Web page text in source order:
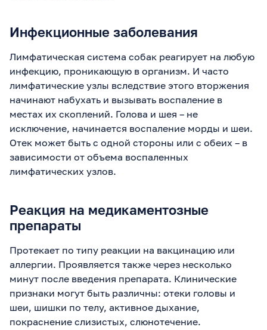
Инфекционные заболевания
Лимфатическая система собак реагирует на любую
инфекцию, проникающую в организм. И часто
лимфатические узлы вследствие этого вторжения
начинают набухать и вызывать воспаление в
местах их скоплений. Голова и шея – не
исключение, начинается воспаление морды и шеи.
Отек может быть с одной стороны или с обеих – в
зависимости от объема воспаленных
лимфатических узлов.
Реакция на медикаментозные
препараты
Протекает по типу реакции на вакцинацию или
аллергии. Проявляется также через несколько
минут после введения препарата. Клинические
признаки могут быть различны: отеки головы и
шеи, шишки по телу, активное дыхание,
покраснение слизистых, слюнотечение.